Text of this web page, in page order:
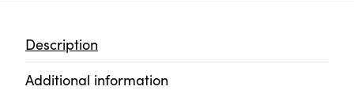
Description
Additional information